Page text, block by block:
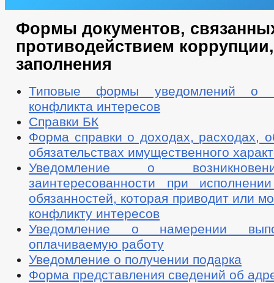
Формы документов,
противодействием
заполнения
Типовые формы уведомлений о
конфликта интересов
Справки БК
Форма справки о доходах, расходах,
обязательствах имущественного
Уведомление о
заинтересованности при
обязанностей, которая приводит или
конфликту интересов
Уведомление о намерении
оплачиваемую работу
Уведомление о получении подарка
Форма представления сведений об